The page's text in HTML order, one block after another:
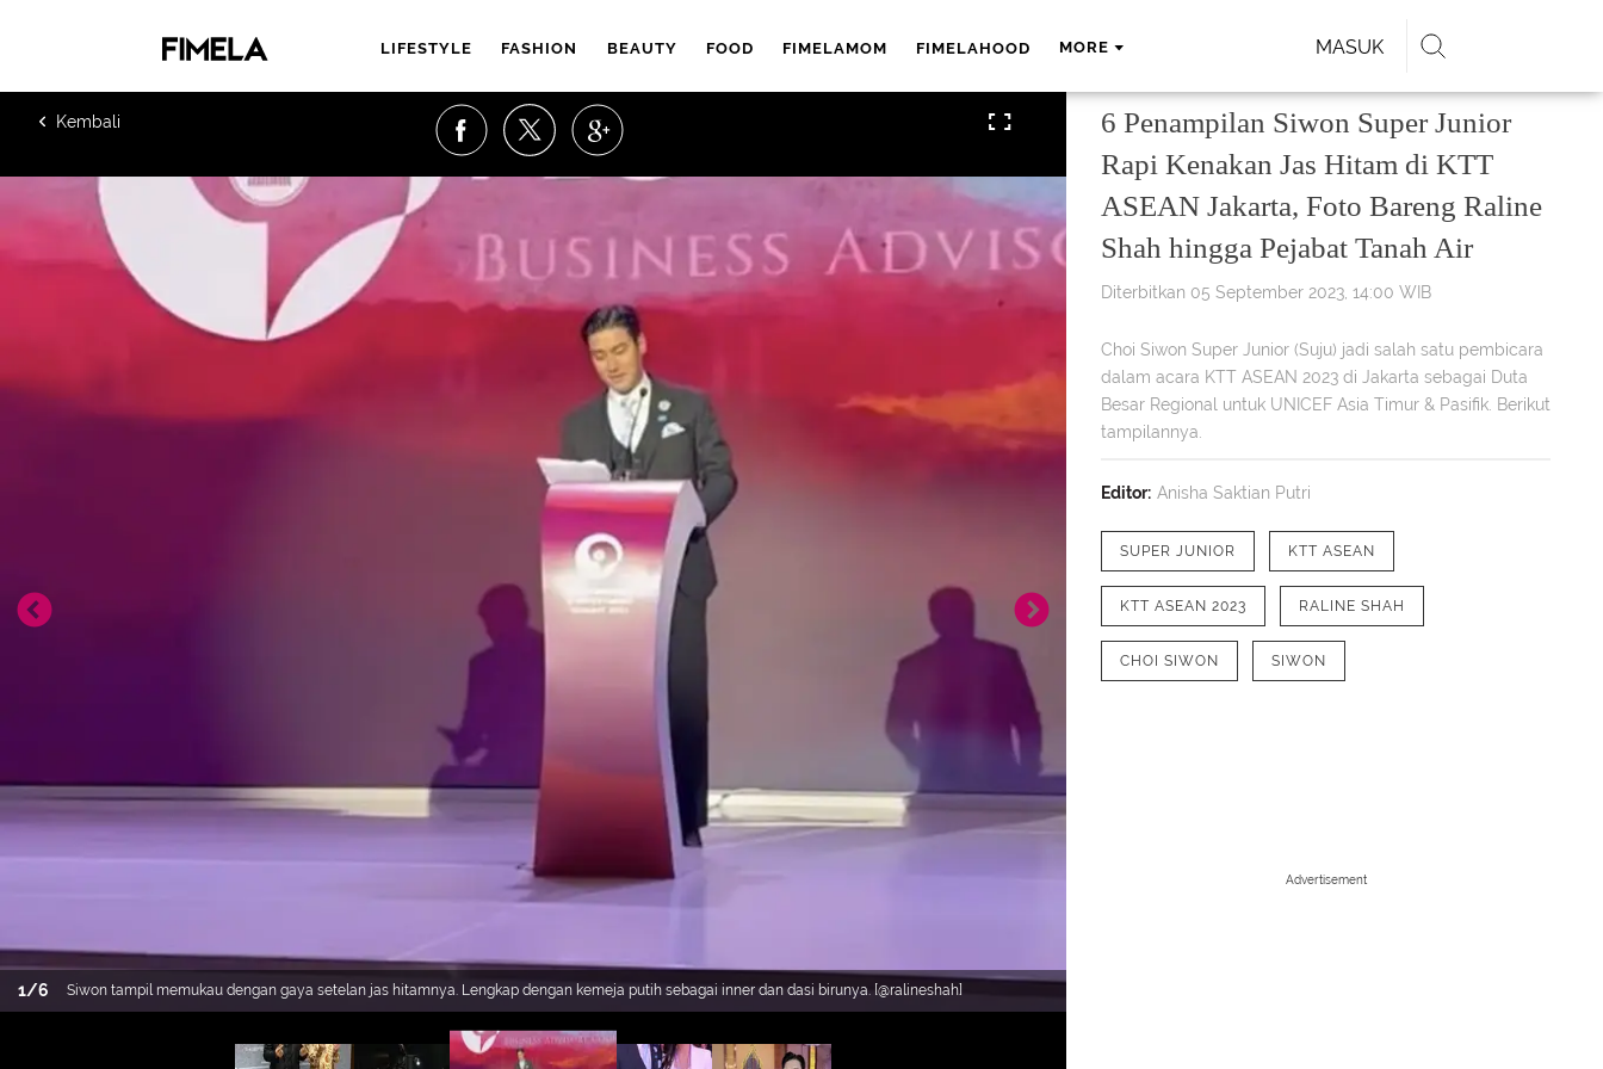
LIFESTYLE FASHION BEAUTY FOOD FIMELAMOM FIMELAHOOD MORE MASUK
1/6 Siwon tampil memukau dengan gaya setelan jas hitamnya. Lengkap dengan kemeja putih sebagai inner dan dasi birunya. [@ralineshah]
6 Penampilan Siwon Super Junior
Rapi Kenakan Jas Hitam di KTT
ASEAN Jakarta, Foto Bareng Raline
Shah hingga Pejabat Tanah Air
Diterbitkan 05 September 2023, 14:00 WIB
Choi Siwon Super Junior (Suju) jadi salah satu pembicara
dalam acara KTT ASEAN 2023 di Jakarta sebagai Duta
Besar Regional untuk UNICEF Asia Timur & Pasifik. Berikut
tampilannya.
Editor: Anisha Saktian Putri
SUPER JUNIOR KTT ASEAN
KTT ASEAN 2023 RALINE SHAH
CHOI SIWON SIWON
Advertisement